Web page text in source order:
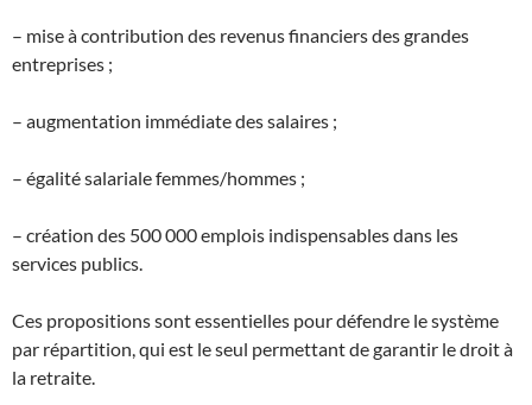
– mise à contribution des revenus financiers des grandes
entreprises ;
– augmentation immédiate des salaires ;
– égalité salariale femmes/hommes ;
– création des 500 000 emplois indispensables dans les
services publics.
Ces propositions sont essentielles pour défendre le système
par répartition, qui est le seul permettant de garantir le droit à
la retraite.